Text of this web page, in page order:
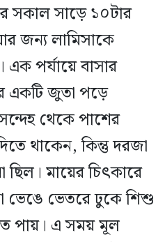
সকাল সাড়ে ১০টার
জন্য লামিসাকে
পর্যায়ে বাসার
একটি জুতা পড়ে
থেকে পাশের
থাকেন, কিন্তু দরজা
মায়ের চিৎকারে
ভেঙে ভেতরে ঢুকে শিশু
পায়। এ সময় মূল